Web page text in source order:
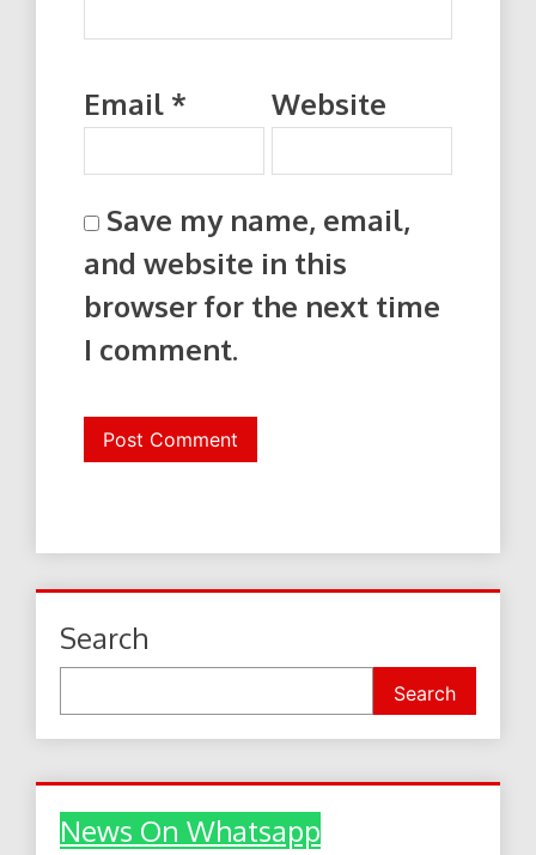
Email * Website
Save my name, email,
and website in this
browser for the next time
I comment.
Search
Search
News On Whatsapp